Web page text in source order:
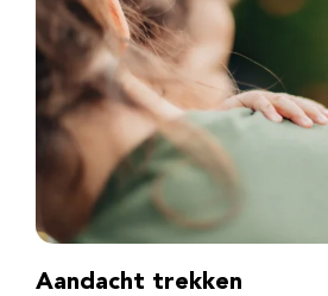
Aandacht trekken